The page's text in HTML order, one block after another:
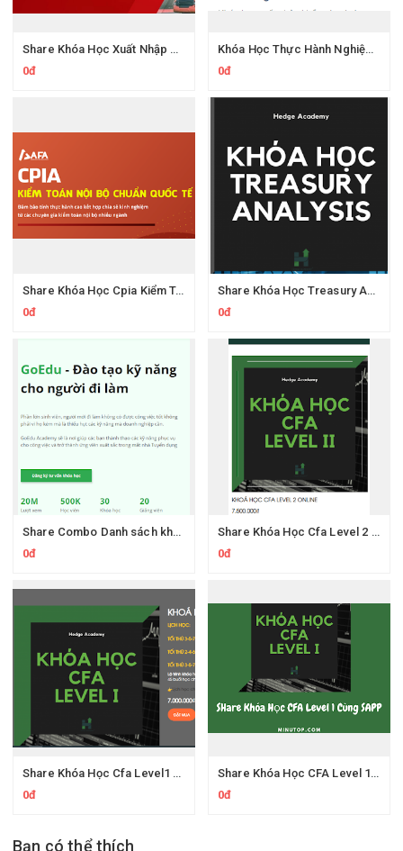
Share Khóa Học Xuất Nhập Khẩu Lê Ánh
0đ
Khóa Học Thực Hành Nghiệp Vụ Xuất Nhập Khẩu Logistics
0đ
Share Khóa Học Cpia Kiểm Toán Nội Bộ Chuẩn Quốc Tế Của Afa
0đ
Share Khóa Học Treasury Analysis Của Hedge Academy
0đ
Share Combo Danh sách khóa học của GoEdu
0đ
Share Khóa Học Cfa Level 2 Online Hedgeacademy
0đ
Share Khóa Học Cfa Level1 Online Hedgeacademy
0đ
Share Khóa Học CFA Level 1 Của Sapp
0đ
Bạn có thể thích